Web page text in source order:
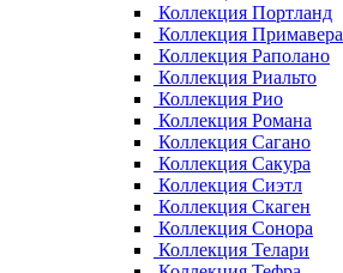
Коллекция Портланд
Коллекция Примавера
Коллекция Раполано
Коллекция Риальто
Коллекция Рио
Коллекция Романа
Коллекция Сагано
Коллекция Сакура
Коллекция Сиэтл
Коллекция Скаген
Коллекция Сонора
Коллекция Телари